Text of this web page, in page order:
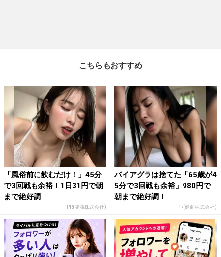
こちらもおすすめ
「風俗前に飲むだけ！」45分
で3回戦も余裕！1日31円で朝
まで絶好調
PR(健商株式会社)
バイアグラは捨てた「65歳が4
5分で3回戦も余裕」980円で
朝まで絶好調！
PR(健商株式会社)